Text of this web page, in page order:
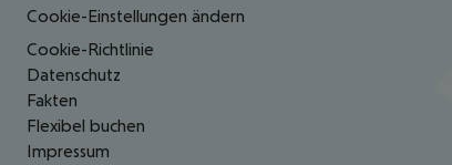
Cookie-Einstellungen ändern
Cookie-Richtlinie
Datenschutz
Fakten
Flexibel buchen
Impressum